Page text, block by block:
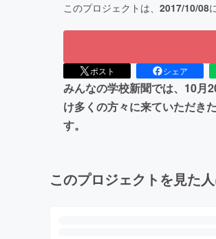
このプロジェクトは、 2017/10/08
ポスト シェア
みんなの学校新聞では、10月
け多くの方々に来ていただき
す。
このプロジェクトを見た